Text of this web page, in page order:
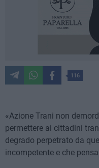
116
«Azione Trani non
permettere ai cittadini
degrado perpetrato da
incompetente e che